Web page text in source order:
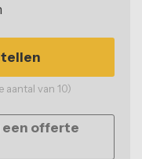
aantal van 10)
een offerte